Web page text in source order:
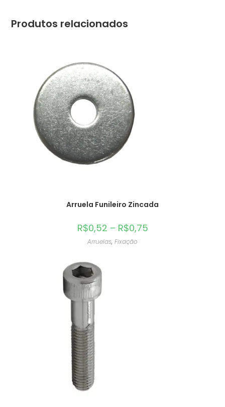
Produtos relacionados
Arruela Funileiro Zincada
R$0,52 – R$0,75
Arruelas, Fixação